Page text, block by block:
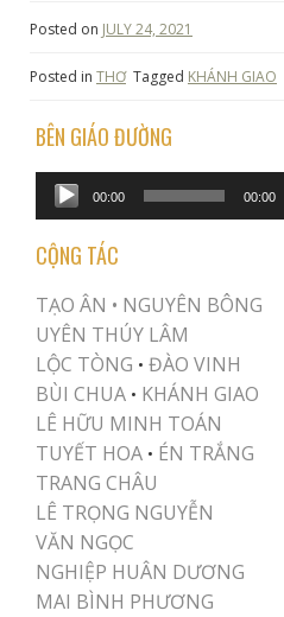
Posted on JULY 24, 2021
Posted in THƠ Tagged KHÁNH GIAO
BÊN GIÁO ĐƯỜNG
Audio
Player
00:00 00:00
CỘNG TÁC
TẠO ÂN • NGUYÊN BÔNG
UYÊN THÚY LÂM
LỘC TÒNG • ĐÀO VINH
BÙI CHUA • KHÁNH GIAO
LÊ HỮU MINH TOÁN
TUYẾT HOA • ÉN TRẮNG
TRANG CHÂU
LÊ TRỌNG NGUYỄN
VĂN NGỌC
NGHIỆP HUÂN DƯƠNG
MAI BÌNH PHƯƠNG